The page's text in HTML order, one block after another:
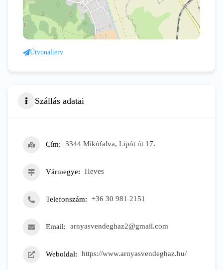
Útvonalterv
Szállás adatai
Cím 3344 Mikófalva, Lipót út 17.
Vármegye Heves
Telefonszám +36 30 981 2151
Email arnyasvendeghaz2@gmail.com
Weboldal https://www.arnyasvendeghaz.hu/